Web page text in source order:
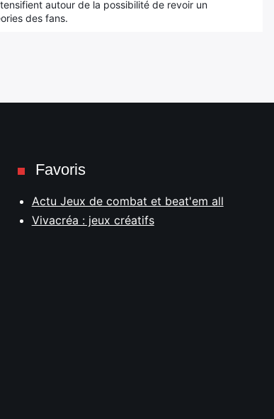
autour de la possibilité de revoir un
des fans.
Favoris
Actu Jeux de combat et beat'em all
Vivacréa : jeux créatifs